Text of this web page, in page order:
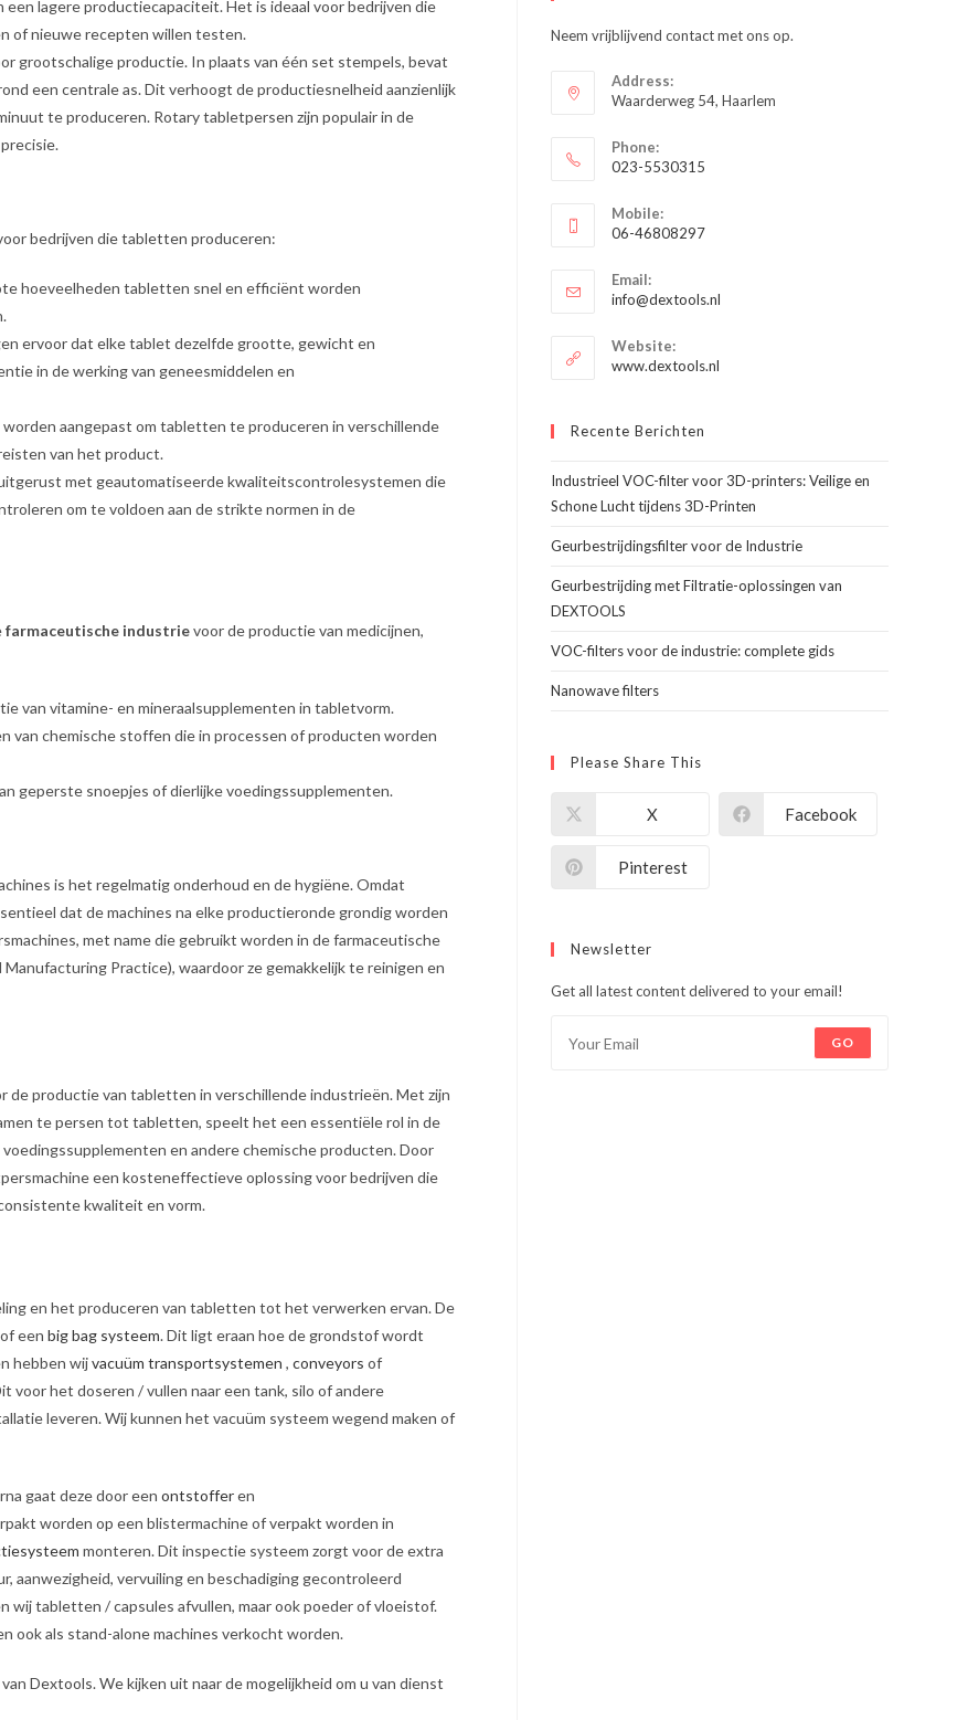
lagere productiecapaciteit. Het is ideaal voor bedrijven die
of nieuwe recepten willen testen.
grootschalige productie. In plaats van één set stempels, bevat
een centrale as. Dit verhoogt de productiesnelheid aanzienlijk
te produceren. Rotary tabletpersen zijn populair in de
bedrijven die tabletten produceren:
hoeveelheden tabletten snel en efficiënt worden
ervoor dat elke tablet dezelfde grootte, gewicht en
in de werking van geneesmiddelen en
aangepast om tabletten te produceren in verschillende
van het product.
met geautomatiseerde kwaliteitscontrolesystemen die
om te voldoen aan de strikte normen in de
farmaceutische industrievoor de productie van medicijnen,
van vitamine- en mineraalsupplementen in tabletvorm.
van chemische stoffen die in processen of producten worden
geperste snoepjes of dierlijke voedingssupplementen.
is het regelmatig onderhoud en de hygiëne. Omdat
dat de machines na elke productieronde grondig worden
met name die gebruikt worden in de farmaceutische
Manufacturing Practice), waardoor ze gemakkelijk te reinigen en
de productie van tabletten in verschillende industrieën. Met zijn
te persen tot tabletten, speelt het een essentiële rol in de
en andere chemische producten. Door
een kosteneffectieve oplossing voor bedrijven die
kwaliteit en vorm.
en het produceren van tabletten tot het verwerken ervan. De
of een big bag systeem. Dit ligt eraan hoe de grondstof wordt
hebben wijvacuüm transportsystemen , conveyors of
voor het doseren / vullen naar een tank, silo of andere
leveren. Wij kunnen het vacuüm systeem wegend maken of
gaat deze door een ontstofferen
worden op een blistermachine of verpakt worden in
monteren. Dit inspectie systeem zorgt voor de extra
aanwezigheid, vervuiling en beschadiging gecontroleerd
wij tabletten / capsules afvullen, maar ook poeder of vloeistof.
ook als stand-alone machines verkocht worden.
Dextools. We kijken uit naar de mogelijkheid om u van dienst
Neem vrijblijvend contact met ons op.
Address:
Waarderweg 54, Haarlem
Phone:
023-5530315
in
je
toepassing
Mobile:
06-46808297
in
je
toepassing
Email:
info@dextools.nl
Website:
www.dextools.nl
Recente Berichten
Industrieel VOC-filter voor 3D-printers: Veilige en
Schone Lucht tijdens 3D-Printen
Geurbestrijdingsfilter voor de Industrie
Geurbestrijding met Filtratie-oplossingen van
DEXTOOLS
VOC-filters voor de industrie: complete gids
Nanowave filters
Please Share This
X Facebook
Pinterest
Newsletter
Get all latest content delivered to your email!
GO